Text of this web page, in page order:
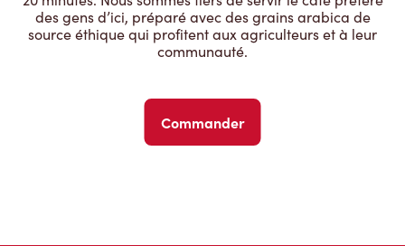
des gens d’ici, préparé avec des grains arabica de
source éthique qui profitent aux agriculteurs et à leur
communauté.
Commander